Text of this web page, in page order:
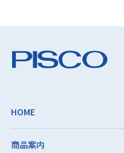
HOME
商品案内